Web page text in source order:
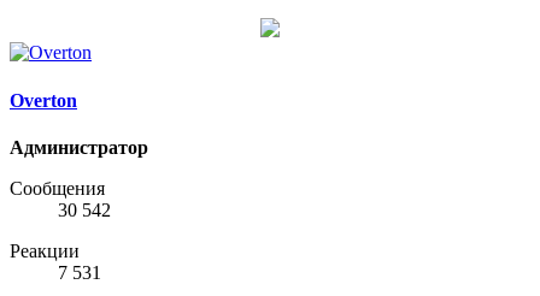
Overton
Администратор
Сообщения
30 542
Реакции
7 531